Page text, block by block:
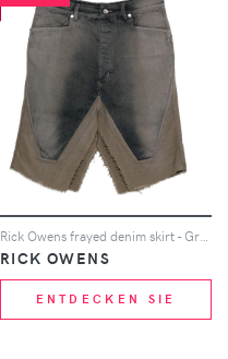
RICK OWENS
ENTDECKEN SIE